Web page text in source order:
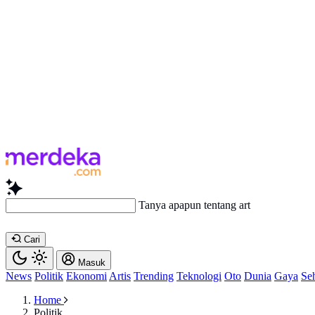
Tanya apapun tentang artikel ini...
Cari
Masuk
News Politik Ekonomi Artis Trending Teknologi Oto Dunia Gaya
Home
Politik